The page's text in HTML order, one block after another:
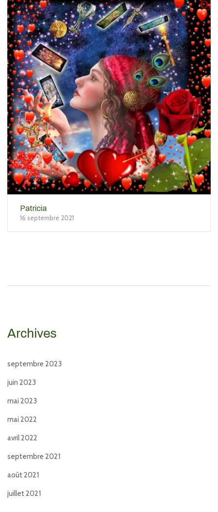
Patricia
16 septembre 2021
Archives
septembre 2023
juin 2023
mai 2023
mai 2022
avril 2022
septembre 2021
août 2021
juillet 2021